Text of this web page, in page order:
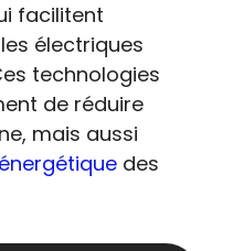
facilitent
électriques
technologies
de réduire
mais aussi
des